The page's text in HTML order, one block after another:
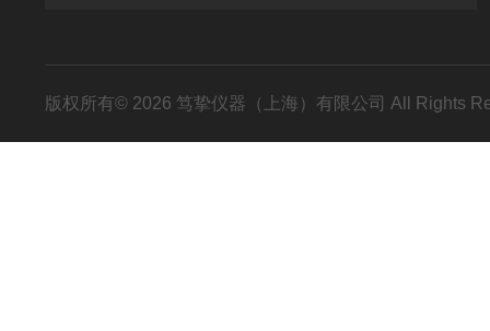
版权所有© 2026 笃挚仪器（上海）有限公司 All Rights